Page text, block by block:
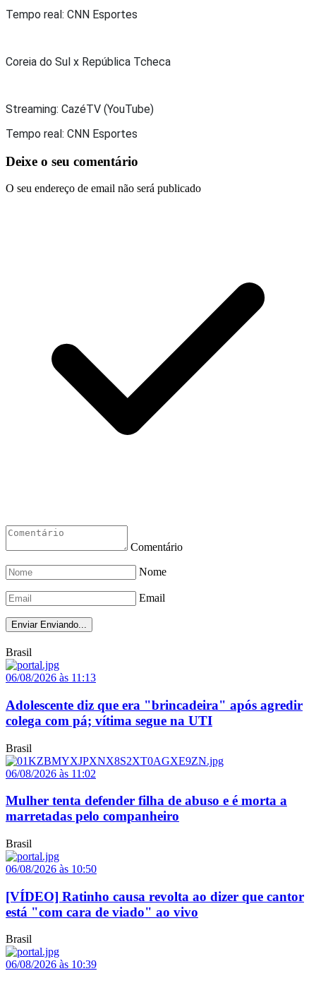
Tempo real: CNN Esportes
Coreia do Sul x República Tcheca
Streaming: CazéTV (YouTube)
Tempo real: CNN Esportes
Deixe o seu comentário
O seu endereço de email não será publicado
Comentário
Nome
Email
Enviar Enviando...
Brasil
06/08/2026 às 11:13
Adolescente diz que era "brincadeira" após agredir
colega com pá; vítima segue na UTI
Brasil
06/08/2026 às 11:02
Mulher tenta defender filha de abuso e é morta a
marretadas pelo companheiro
Brasil
06/08/2026 às 10:50
[VÍDEO] Ratinho causa revolta ao dizer que cantor
está "com cara de viado" ao vivo
Brasil
06/08/2026 às 10:39